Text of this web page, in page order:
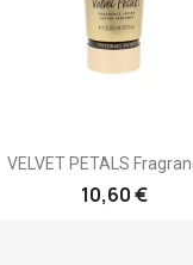
Vista rápida
VELVET PETALS
10,60 €